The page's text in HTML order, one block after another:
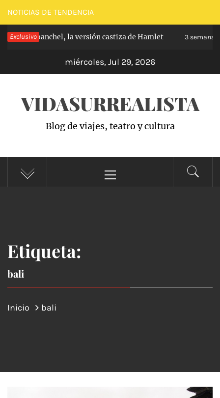
Saltar
al
contenido
NOTICIAS DE TENDENCIA
Exclusivo
de Carabanchel, la versión castiza de Hamlet 3 semanas
miércoles, Jul 29, 2026
VIDASURREALISTA
Blog de viajes, teatro y cultura
principal
Etiqueta:
bali
Inicio bali